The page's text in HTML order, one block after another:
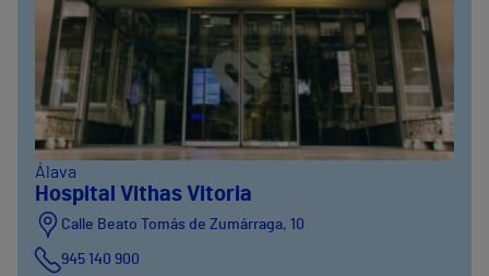
Álava
Hospital Vithas Vitoria
Calle Beato Tomás de Zumárraga, 10
945 140 900